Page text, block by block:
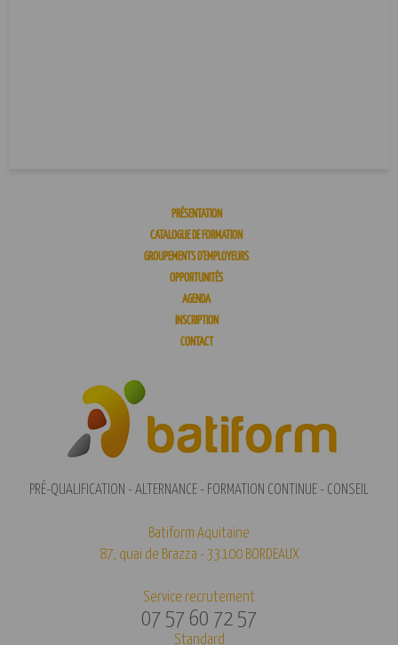
PRÉSENTATION
CATALOGUE DE FORMATION
GROUPEMENTS D’EMPLOYEURS
OPPORTUNITÉS
AGENDA
INSCRIPTION
CONTACT
PRÉ-QUALIFICATION - ALTERNANCE - FORMATION CONTINUE - CONSEIL
Batiform Aquitaine
87, quai de Brazza - 33100 BORDEAUX
Service recrutement
07 57 60 72 57
Standard